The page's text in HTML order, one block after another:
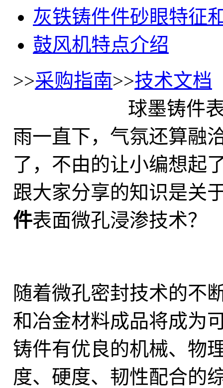
灰铁铸件件砂眼特征
鼓风机特点介绍
>>采购指南>>技术文档
球墨铸件
雨一直下，气氛还算融
了，不由的让小编想起
跟大家分享的知识是关
件表面微孔浸渗技术？
随着微孔密封技术的不
和冶金材料成品将成为
铸件有优良的机械、物
度、硬度、韧性配合的